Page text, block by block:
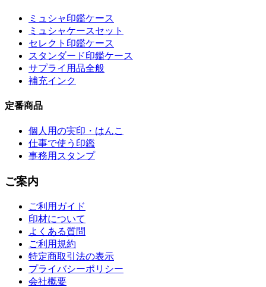
ミュシャ印鑑ケース
ミュシャケースセット
セレクト印鑑ケース
スタンダード印鑑ケース
サプライ用品全般
補充インク
定番商品
個人用の実印・はんこ
仕事で使う印鑑
事務用スタンプ
ご案内
ご利用ガイド
印材について
よくある質問
ご利用規約
特定商取引法の表示
プライバシーポリシー
会社概要